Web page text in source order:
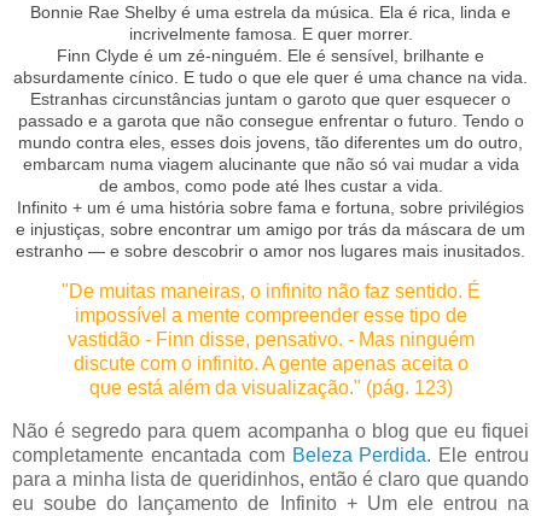
Bonnie Rae Shelby é uma estrela da música. Ela é rica, linda e
incrivelmente famosa. E quer morrer.
Finn Clyde é um zé-ninguém. Ele é sensível, brilhante e
absurdamente cínico. E tudo o que ele quer é uma chance na vida.
Estranhas circunstâncias juntam o garoto que quer esquecer o
passado e a garota que não consegue enfrentar o futuro. Tendo o
mundo contra eles, esses dois jovens, tão diferentes um do outro,
embarcam numa viagem alucinante que não só vai mudar a vida
de ambos, como pode até lhes custar a vida.
Infinito + um é uma história sobre fama e fortuna, sobre privilégios
e injustiças, sobre encontrar um amigo por trás da máscara de um
estranho — e sobre descobrir o amor nos lugares mais inusitados.
"De muitas maneiras, o infinito não faz sentido. É
impossível a mente compreender esse tipo de
vastidão - Finn disse, pensativo. - Mas ninguém
discute com o infinito. A gente apenas aceita o
que está além da visualização." (pág. 123)
Não é segredo para quem acompanha o blog que eu fiquei
completamente encantada com Beleza Perdida. Ele entrou
para a minha lista de queridinhos, então é claro que quando
eu soube do lançamento de Infinito + Um ele entrou na